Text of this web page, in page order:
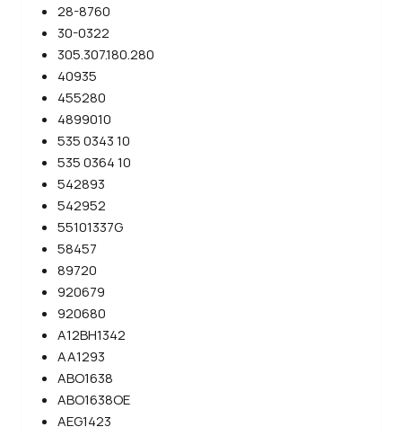
28-8760
30-0322
305.307.180.280
40935
455280
4899010
535 0343 10
535 0364 10
542893
542952
55101337G
58457
89720
920679
920680
A12BH1342
AA1293
ABO1638
ABO1638OE
AEG1423